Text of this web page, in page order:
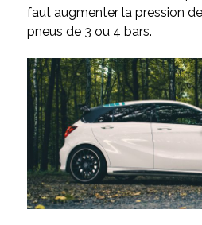
faut augmenter la pression
pneus de 3 ou 4 bars.